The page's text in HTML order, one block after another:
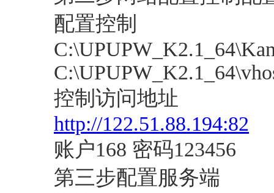
配置控制
控制访问地址
http://122.51.88.194:82
账户168 密码123456
第三步配置服务端